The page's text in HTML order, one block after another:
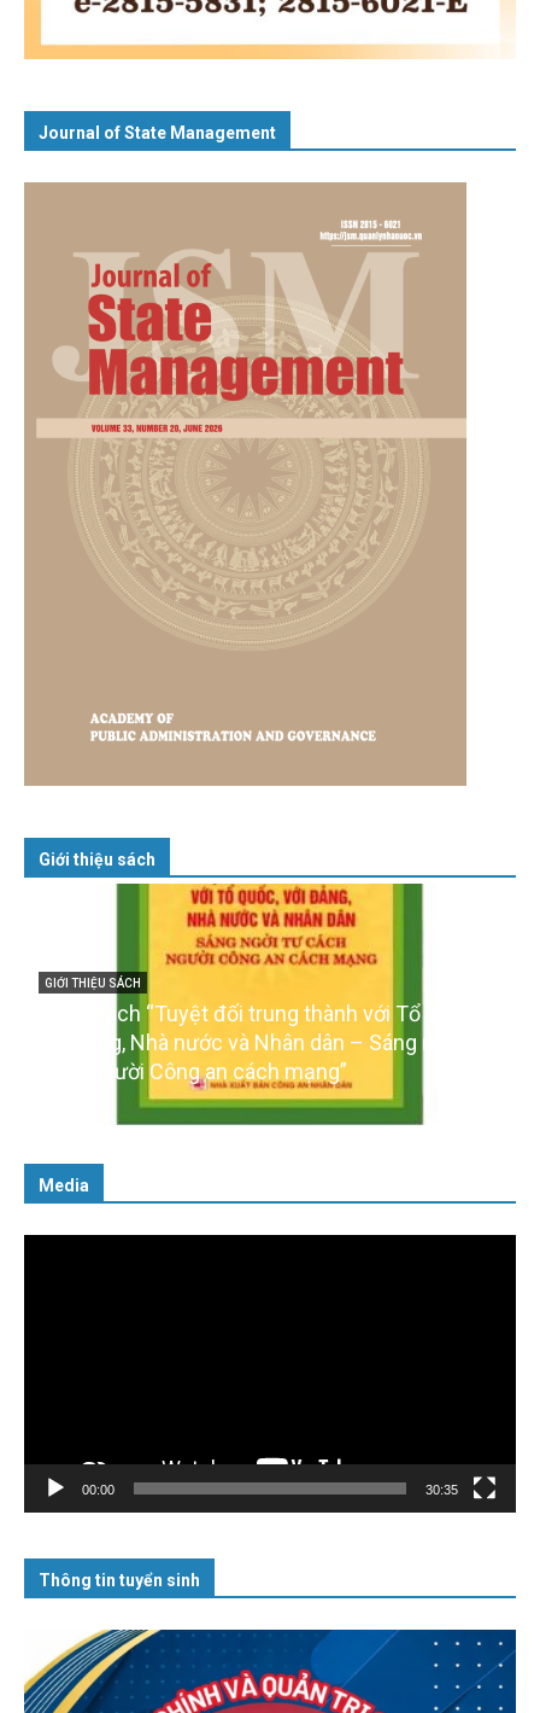
Journal of State Management
Giới thiệu sách
GIỚI THIỆU SÁCH
Cuốn sách “Tuyệt đối trung thành với Tổ quốc,
với Đảng, Nhà nước và Nhân dân – Sáng ngời tư
cách người Công an cách mạng”
Media
00:00 30:35
Thông tin tuyển sinh